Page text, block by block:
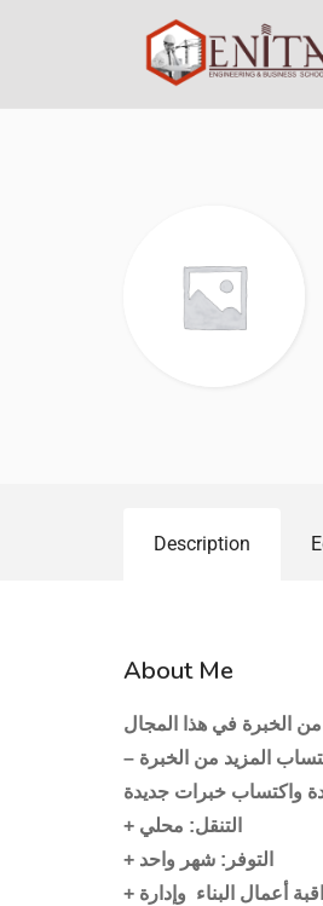
Description
About Me
+ التوفر: شهر واحد
أعمال البناء